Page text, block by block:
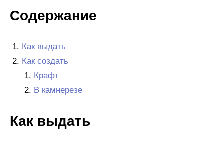
Содержание
Как выдать
Как создать
Крафт
В камнерезе
Как выдать